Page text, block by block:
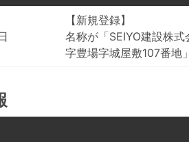
【新規登録】
名称が「SEIYO建設株
字豊場字城屋敷107番地